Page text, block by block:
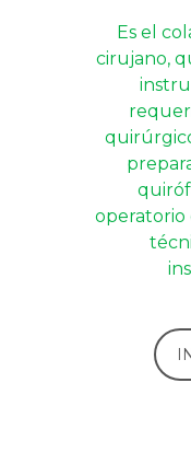
Es el
cirujano,
operatorio